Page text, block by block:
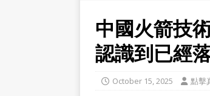
中國火箭技
認識到已經
October 15, 2025 點擊